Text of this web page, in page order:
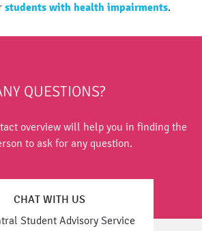
students with health impairments.
QUESTIONS?
overview will help you in finding the
to ask for any question.
CHAT WITH US
Student Advisory Service